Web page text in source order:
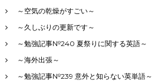
～空気の乾燥がすごい～
～久しぶりの更新です～
～勉強記事№240 夏祭りに関する英語～
～海外出張～
～勉強記事№239 意外と知らない英単語～